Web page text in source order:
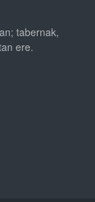
tabernak,
ere.